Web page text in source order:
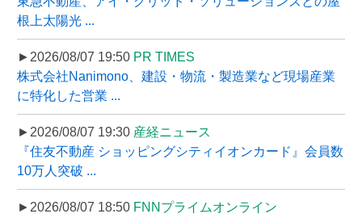
根上太陽光 ...
►2026/08/07 19:50 PR TIMES
株式会社Nanimono、建設・物流・製造業など現場産業
に特化した営業 ...
►2026/08/07 19:30 産経ニュース
『住友不動産 ショッピングシティイオンカード』会員数
10万人突破 ...
►2026/08/07 18:50 FNNプライムオンライン